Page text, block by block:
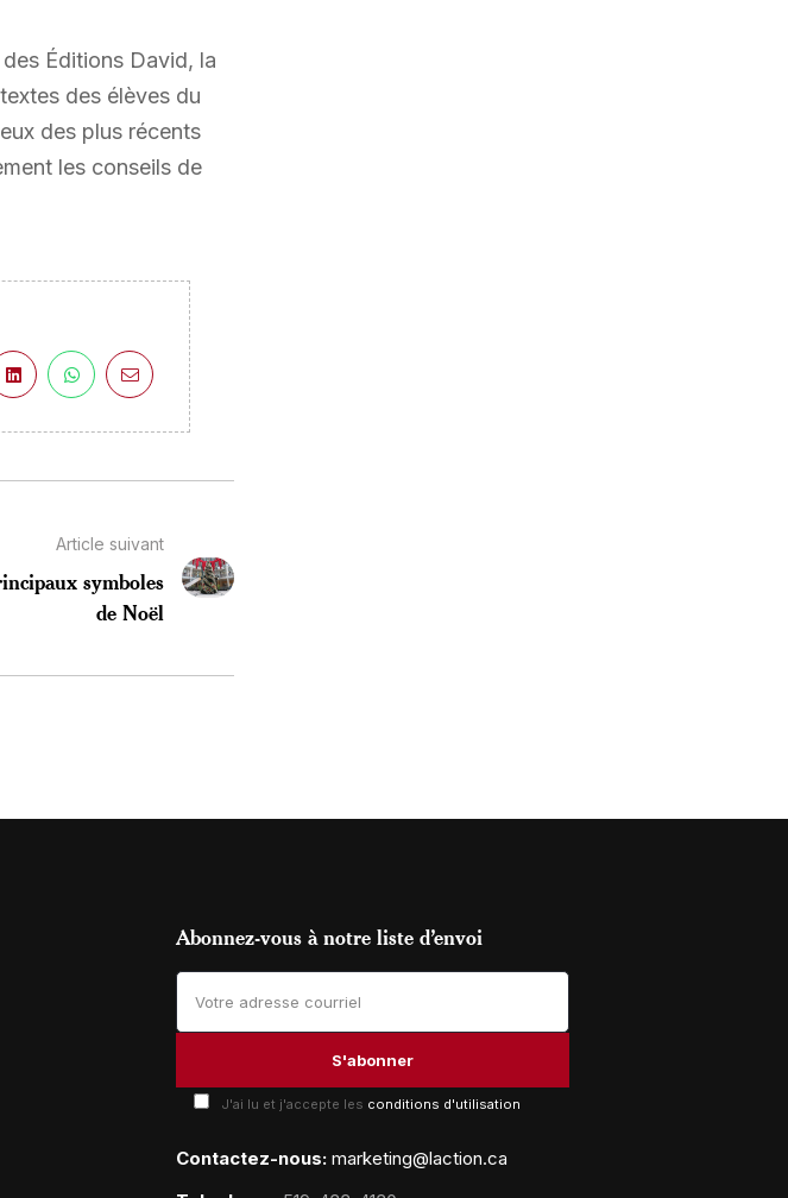
Éditions David, la
des élèves du
des plus récents
les conseils de
Article suivant
symboles
de Noël
Abonnez-vous à notre liste d’envoi
J'ai lu et j'accepte les conditions d'utilisation
Contactez-nous: marketing@laction.ca